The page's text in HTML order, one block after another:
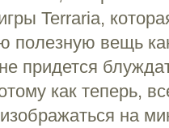
Terraria,
полезную вещь
придется
как теперь,
на